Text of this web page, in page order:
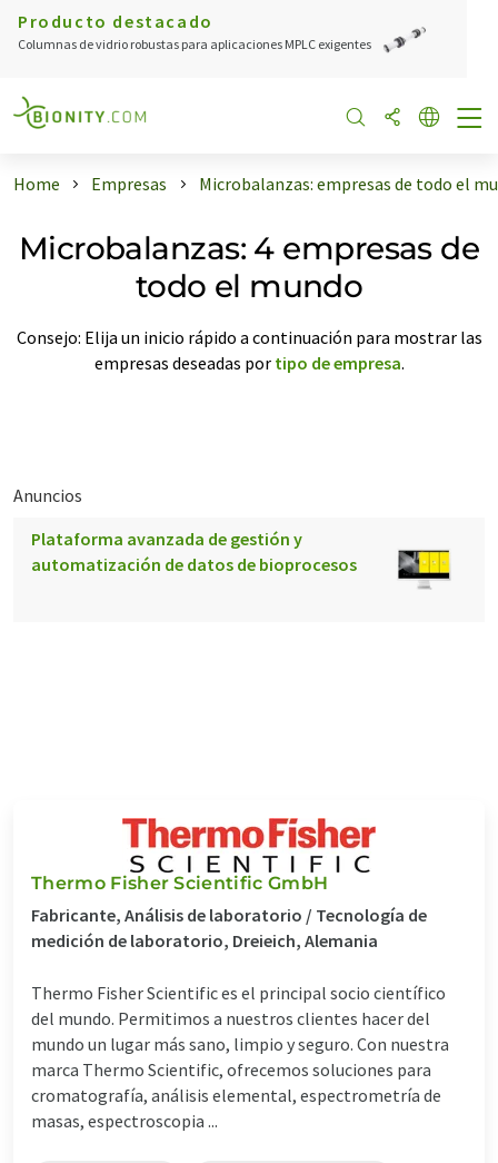
Producto destacado
Columnas de vidrio robustas para aplicaciones MPLC exigentes
Home Empresas Microbalanzas: empresas de todo el
Microbalanzas: 4 empresas de
todo el mundo
Consejo: Elija un inicio rápido a continuación para mostrar las
empresas deseadas por tipo de empresa.
Anuncios
Plataforma avanzada de gestión y
automatización de datos de bioprocesos
Thermo Fisher Scientific GmbH
Fabricante, Análisis de laboratorio / Tecnología de
medición de laboratorio, Dreieich, Alemania
Thermo Fisher Scientific es el principal socio científico
del mundo. Permitimos a nuestros clientes hacer del
mundo un lugar más sano, limpio y seguro. Con nuestra
marca Thermo Scientific, ofrecemos soluciones para
cromatografía, análisis elemental, espectrometría de
masas, espectroscopia ...